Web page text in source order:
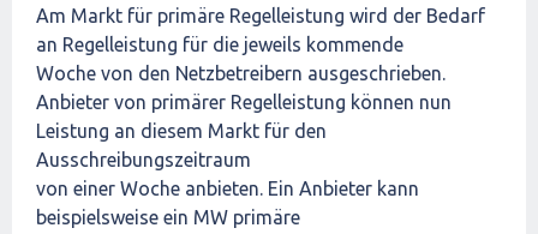
Am Markt für primäre Regelleistung wird der Bedarf
an Regelleistung für die jeweils kommende
Woche von den Netzbetreibern ausgeschrieben.
Anbieter von primärer Regelleistung können nun
Leistung an diesem Markt für den
Ausschreibungszeitraum
von einer Woche anbieten. Ein Anbieter kann
beispielsweise ein MW primäre